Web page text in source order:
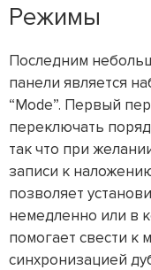
Режимы
Последним
панели является
“Mode”. Первый
переключать
так что при
записи к
позволяет
немедленно или в
помогает свести к
синхронизацией